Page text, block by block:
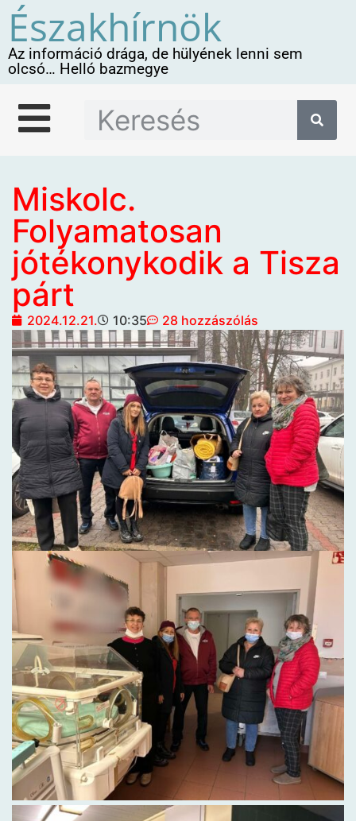
Északhírnök
Az információ drága, de hülyének lenni sem
olcsó… Helló bazmegye
Miskolc.
Folyamatosan
jótékonykodik a Tisza
párt
2024.12.21. 10:35 28 hozzászólás